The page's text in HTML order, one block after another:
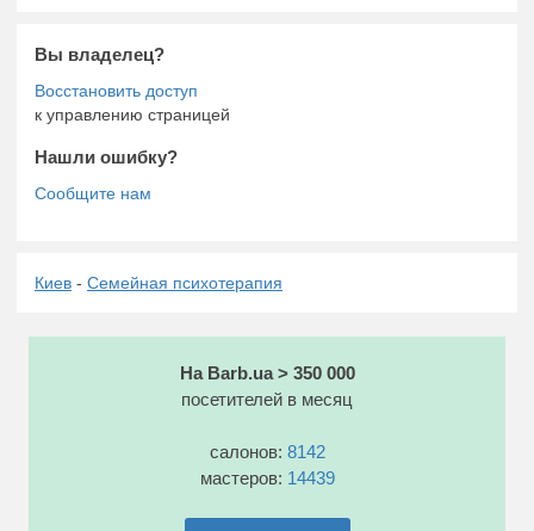
Вы владелец?
к управлению страницей
Нашли ошибку?
Киев - Семейная психотерапия
На Barb.ua > 350 000
посетителей в месяц
салонов: 8142
мастеров: 14439